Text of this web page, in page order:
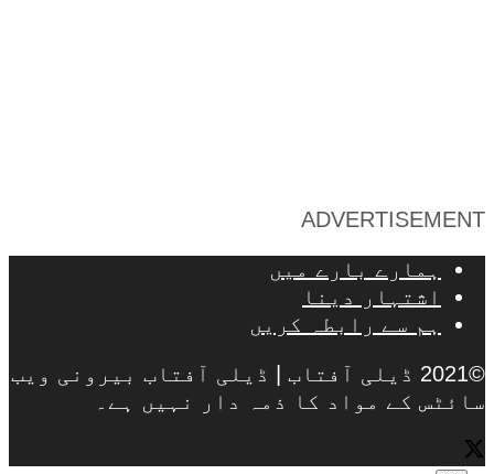
ADVERTISEMENT
ہمارے بارے میں
اشتہار دینا
ہم سے رابطہ کریں
©2021 ڈیلی آفتاب | ڈیلی آفتاب بیرونی ویب
سائٹس کے مواد کا ذمہ دار نہیں ہے۔